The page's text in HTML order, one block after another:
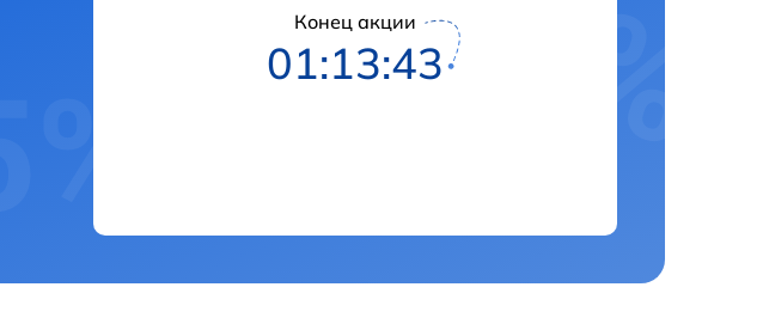
Конец акции
01:13:42